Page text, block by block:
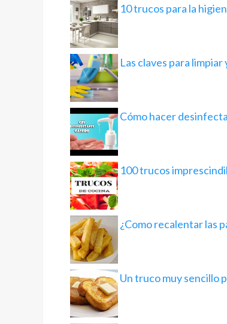
10 trucos para la
Las claves para
Cómo hacer
100 trucos
¿Como recalentar las
Un truco muy sencillo